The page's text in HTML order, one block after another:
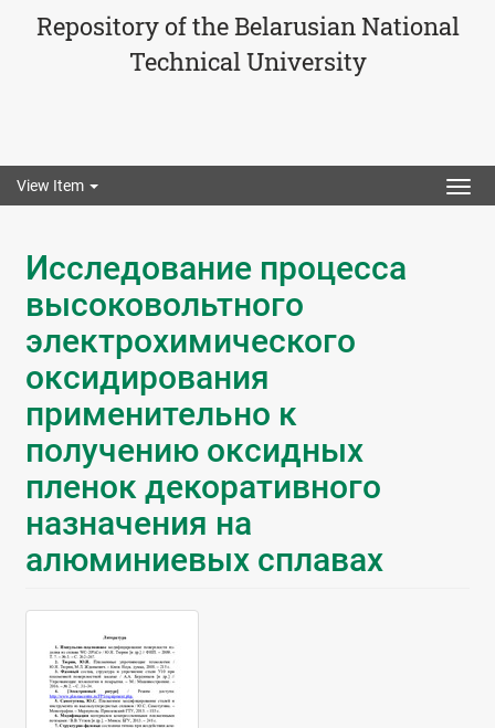
Repository of the Belarusian National
Technical University
View Item
Исследование процесса
высоковольтного
электрохимического
оксидирования
применительно к
получению оксидных
пленок декоративного
назначения на
алюминиевых сплавах